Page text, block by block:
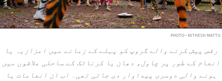
PHOTO • NITHESH MATTU
رقص پیش کرنے والے گروپ کو پہلے کے زمانے میں اعزازیہ یا
انعام کے طور پر چاول، دھان یا کرناٹک کے ساحلی علاقوں میں
ہونے والی دوسری پیداوار دی جاتی تھی۔ اب ان انعامات یا